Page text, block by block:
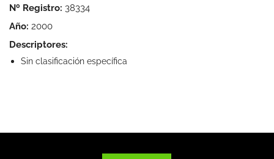
Nº Registro: 38334
Año: 2000
Descriptores:
Sin clasificación específica